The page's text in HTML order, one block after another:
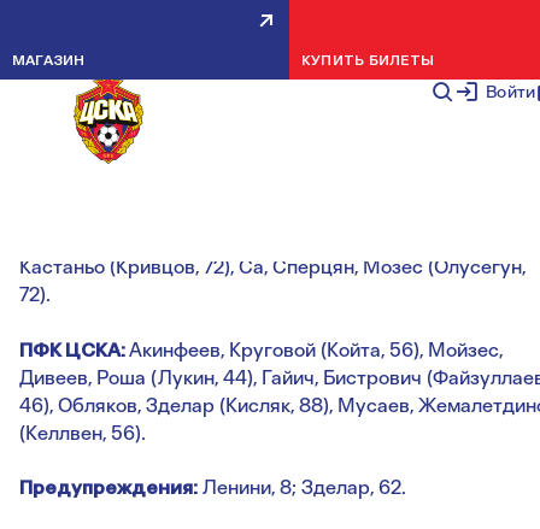
Войти
МАГАЗИН КУПИТЬ БИЛЕТЫ
КРАСНОДАР — ПФК ЦСКА — 2:1
НОВОСТИ КОМАНДЫ 10 АВГУСТА
Батчи, 45 (1:0); Дивеев, 68 (1:1); Тормена, 90 (2:1).
Кастаньо (Кривцов, 72), Са, Сперцян, Мозес (Олусегун,
72).
ПФК ЦСКА:Акинфеев, Круговой (Койта, 56), Мойзес,
Дивеев, Роша (Лукин, 44), Гайич, Бистрович
46), Обляков, Зделар (Кисляк, 88), Мусаев,
(Келлвен, 56).
Предупреждения: Ленини, 8; Зделар, 62.